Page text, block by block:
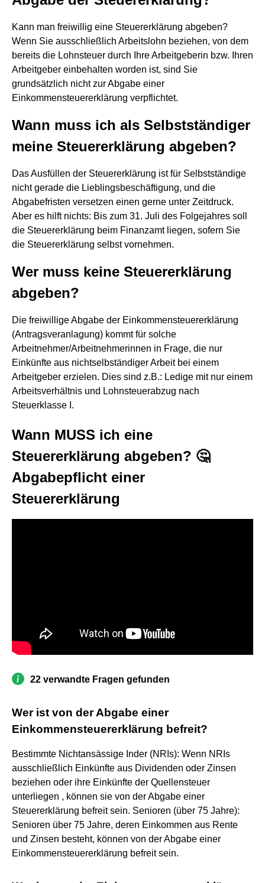
Kann man freiwillig eine Steuererklärung abgeben?
Wenn Sie ausschließlich Arbeitslohn beziehen, von dem
bereits die Lohnsteuer durch Ihre Arbeitgeberin bzw. Ihren
Arbeitgeber einbehalten worden ist, sind Sie
grundsätzlich nicht zur Abgabe einer
Einkommensteuererklärung verpflichtet.
Wann muss ich als Selbstständiger
meine Steuererklärung abgeben?
Das Ausfüllen der Steuererklärung ist für Selbstständige
nicht gerade die Lieblingsbeschäftigung, und die
Abgabefristen versetzen einen gerne unter Zeitdruck.
Aber es hilft nichts: Bis zum 31. Juli des Folgejahres soll
die Steuererklärung beim Finanzamt liegen, sofern Sie
die Steuererklärung selbst vornehmen.
Wer muss keine Steuererklärung
abgeben?
Die freiwillige Abgabe der Einkommensteuererklärung
(Antragsveranlagung) kommt für solche
Arbeitnehmer/Arbeitnehmerinnen in Frage, die nur
Einkünfte aus nichtselbständiger Arbeit bei einem
Arbeitgeber erzielen. Dies sind z.B.: Ledige mit nur einem
Arbeitsverhältnis und Lohnsteuerabzug nach
Steuerklasse I.
Wann MUSS ich eine
Steuererklärung abgeben? 🤔
Abgabepflicht einer
Steuererklärung
22 verwandte Fragen gefunden
Wer ist von der Abgabe einer
Einkommensteuererklärung befreit?
Bestimmte Nichtansässige Inder (NRIs): Wenn NRIs
ausschließlich Einkünfte aus Dividenden oder Zinsen
beziehen oder ihre Einkünfte der Quellensteuer
unterliegen , können sie von der Abgabe einer
Steuererklärung befreit sein. Senioren (über 75 Jahre):
Senioren über 75 Jahre, deren Einkommen aus Rente
und Zinsen besteht, können von der Abgabe einer
Einkommensteuererklärung befreit sein.